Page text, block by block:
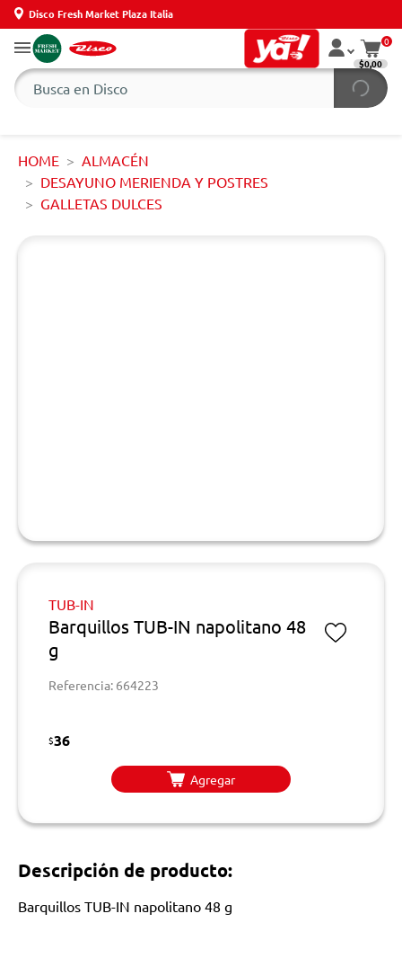
Disco Fresh Market Plaza Italia
0
$0,00
HOME
ALMACÉN
DESAYUNO MERIENDA Y POSTRES
GALLETAS DULCES
TUB-IN
Barquillos TUB-IN napolitano 48
g
Referencia: 664223
$36
Agregar
Descripción de producto:
Barquillos TUB-IN napolitano 48 g